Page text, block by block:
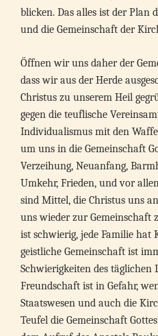
blicken. Das alles ist der Plan
und die Gemeinschaft der
Öffnen wir uns daher der
dass wir aus der Herde
Christus zu unserem Heil
gegen die teuflische
Individualismus mit den
um uns in die Gemeinschaft
Verzeihung, Neuanfang,
Umkehr, Frieden, und vor
sind Mittel, die Christus uns
uns wieder zur Gemeinschaft
ist schwierig, jede Familie hat
geistliche Gemeinschaft ist
Schwierigkeiten des täglichen
Freundschaft ist in Gefahr,
Staatswesen und auch die
Teufel die Gemeinschaft